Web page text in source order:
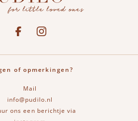
See our FacebookBekijk onze Instagram pagina
of opmerkingen?
Mail
info@pudilo.nl
ons een berichtje via